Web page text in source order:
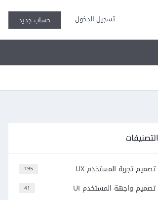
تسجيل الدخول حساب جديد
التصنيفات
195 تصميم تجربة المستخدم UX
41 تصميم واجهة المستخدم UI